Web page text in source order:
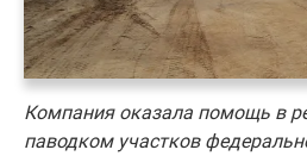
Компания оказала помощь в
паводком участков